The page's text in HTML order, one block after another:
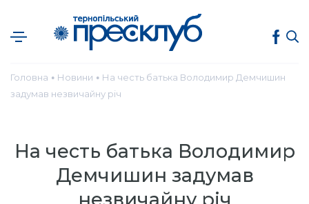
Головна ● Новини ● На честь батька Володимир Демчишин
задумав незвичайну річ
На честь батька Володимир
Демчишин задумав